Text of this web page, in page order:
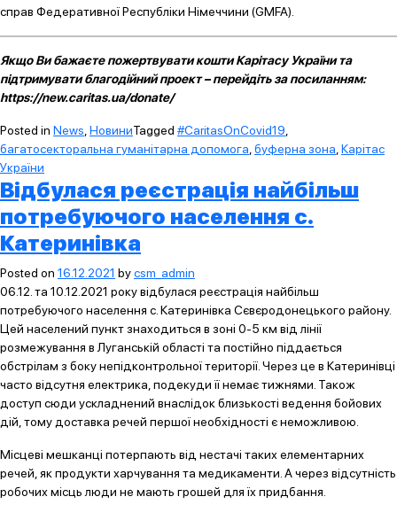
справ Федеративної Республіки Німеччини (GMFA).
Якщо Ви бажаєте пожертвувати кошти Карітасу України та
підтримувати благодійний проект – перейдіть за посиланням:
https://new.caritas.ua/donate/
Posted in News НовиниTagged #CaritasOnCovid19
багатосекторальна гуманітарна допомога буферна зона Карітас
України
Відбулася реєстрація найбільш
потребуючого населення с.
Катеринівка
Posted on 16.12.2021 bycsm_admin
06.12. та 10.12.2021 року відбулася реєстрація найбільш
потребуючого населення с. Катеринівка Сєвєродонецького району.
Цей населений пункт знаходиться в зоні 0-5 км від лінії
розмежування в Луганській області та постійно піддається
обстрілам з боку непідконтрольної території. Через це в Катеринівці
часто відсутня електрика, подекуди її немає тижнями. Також
доступ сюди ускладнений внаслідок близькості ведення бойових
дій, тому доставка речей першої необхідності є неможливою.
Місцеві мешканці потерпають від нестачі таких елементарних
речей, як продукти харчування та медикаменти. А через відсутність
робочих місць люди не мають грошей для їх придбання.